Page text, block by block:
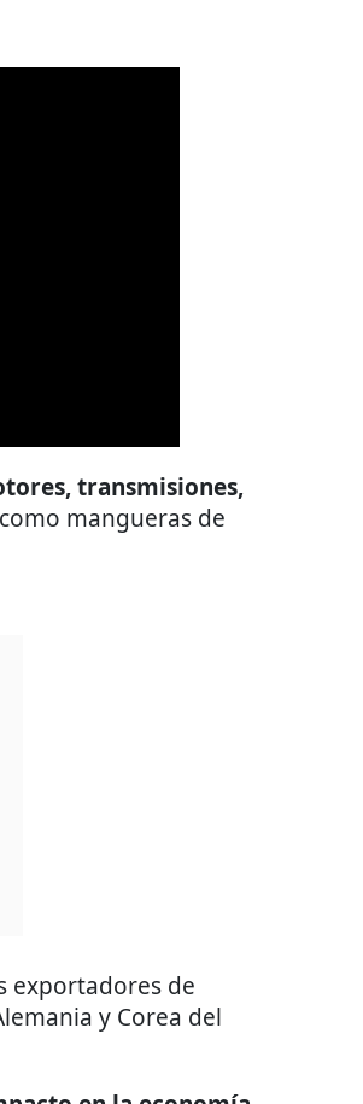
transmisiones,
mangueras de
exportadores de
y Corea del